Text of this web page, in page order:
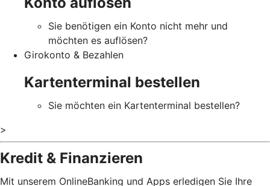
Sie benötigen ein Konto nicht mehr und
möchten es auflösen?
Girokonto & Bezahlen
Kartenterminal bestellen
Sie möchten ein Kartenterminal bestellen?
>
Kredit & Finanzieren
Mit unserem OnlineBanking und Apps erledigen Sie Ihre